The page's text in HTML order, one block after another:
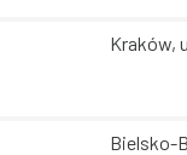
Kraków,
Bielsko-